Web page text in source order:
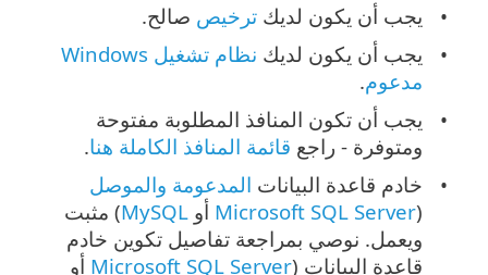
يجب أن يكون لديك ترخيص صالح.
يجب أن يكون لديك ‎
نظام تشغيل Windows
مدعوم.
يجب أن تكون المنافذ المطلوبة مفتوحة
ومتوفرة - راجع قائمة المنافذ الكاملة هنا.
خادم قاعدة البيانات المدعومة والموصل
(
Microsoft SQL Server أو MySQL) مثبت
ويعمل. نوصي بمراجعة تفاصيل تكوين خادم
قاعدة البيانات (Microsoft SQL Server أو